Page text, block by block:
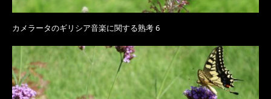
カメラータのギリシア音楽に関する熟考 6